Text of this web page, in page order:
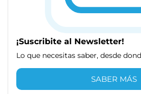
¡Suscribite al Newsletter!
Lo que necesitas saber, desde
SABER MÁS